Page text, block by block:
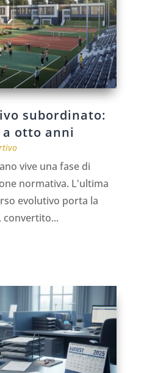
subordinato:
otto anni
vive una fase di
normativa. L'ultima
evolutivo porta la
convertito...